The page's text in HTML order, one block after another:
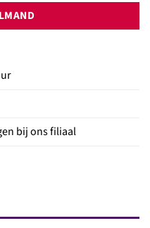
bij ons filiaal